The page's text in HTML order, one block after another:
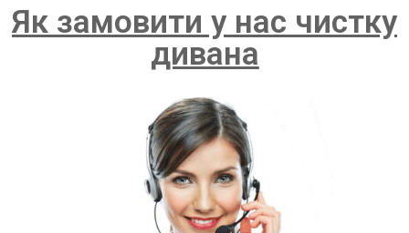
Як замовити у нас чистку
дивана